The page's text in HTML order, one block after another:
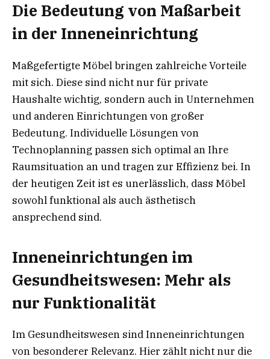
Die Bedeutung von Maßarbeit
in der Inneneinrichtung
Maßgefertigte Möbel bringen zahlreiche Vorteile
mit sich. Diese sind nicht nur für private
Haushalte wichtig, sondern auch in Unternehmen
und anderen Einrichtungen von großer
Bedeutung. Individuelle Lösungen von
Technoplanning passen sich optimal an Ihre
Raumsituation an und tragen zur Effizienz bei. In
der heutigen Zeit ist es unerlässlich, dass Möbel
sowohl funktional als auch ästhetisch
ansprechend sind.
Inneneinrichtungen im
Gesundheitswesen: Mehr als
nur Funktionalität
Im Gesundheitswesen sind Inneneinrichtungen
von besonderer Relevanz. Hier zählt nicht nur die